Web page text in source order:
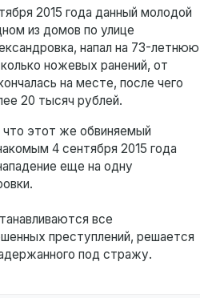
2015 года данный молодой
из домов по улице
напал на 73-летнюю
ножевых ранений, от
на месте, после чего
20 тысяч рублей.
этот же обвиняемый
4 сентября 2015 года
еще на одну
все
преступлений, решается
под стражу.